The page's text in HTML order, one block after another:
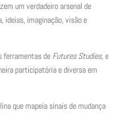
um verdadeiro arsenal de
ideias, imaginação, visão e
de Futures Studies, e
participatória e diversa em
que mapeia sinais de mudança